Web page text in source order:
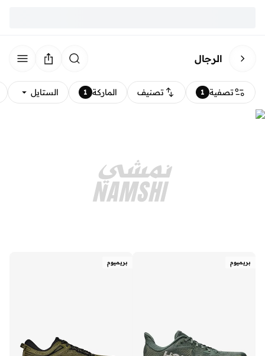
الرجال
تصفية 1 تصنيف الماركة 1 الستايل
بريميوم بريميوم